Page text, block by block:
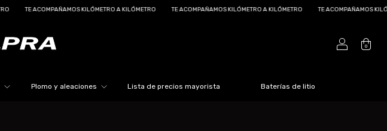
TE ACOMPAÑAMOS KILÓMETRO A KILÓMETRO TE ACOMPAÑAMOS KILÓMETRO A KILÓMETRO TE ACOMPAÑAMOS
0
Plomo y aleaciones Lista de precios mayorista Baterías de litio